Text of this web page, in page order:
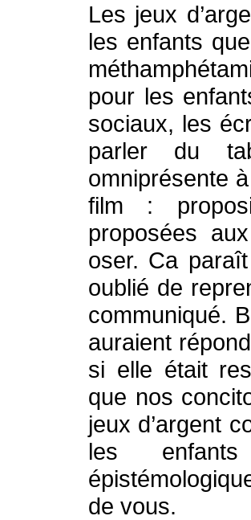
Les jeux
les enfants
pour les
sociaux, les
parler du
omniprésente
film :
proposées
oser. Ca
oublié de
communiqué.
auraient
si elle était
que nos
jeux d’argent
les
de vous.